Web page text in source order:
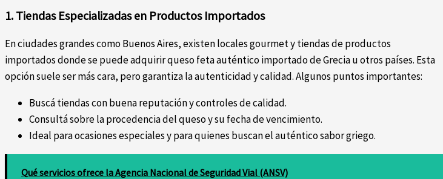
1. Tiendas Especializadas en Productos Importados
En ciudades grandes como Buenos Aires, existen locales gourmet y tiendas de productos
importados donde se puede adquirir queso feta auténtico importado de Grecia u otros países. Esta
opción suele ser más cara, pero garantiza la autenticidad y calidad. Algunos puntos importantes:
Buscá tiendas con buena reputación y controles de calidad.
Consultá sobre la procedencia del queso y su fecha de vencimiento.
Ideal para ocasiones especiales y para quienes buscan el auténtico sabor griego.
Qué servicios ofrece la Agencia Nacional de Seguridad Vial (ANSV)